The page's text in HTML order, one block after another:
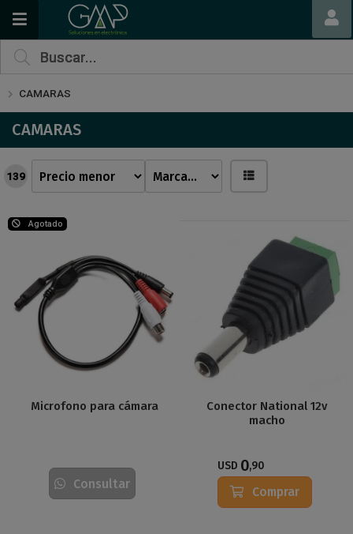
CAMARAS
CAMARAS
139
Agotado
Microfono para cámara
Consultar
Conector National 12v
macho
USD 0,90
Comprar